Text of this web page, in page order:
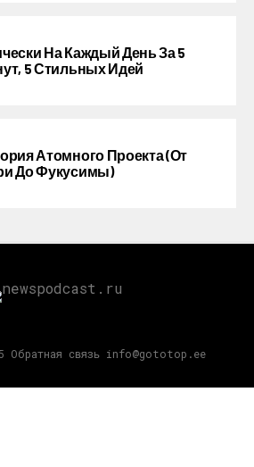
На Каждый День За 5
5 Стильных Идей
Атомного Проекта (от
До Фукусимы)
Обратная связь info@gototop.ee